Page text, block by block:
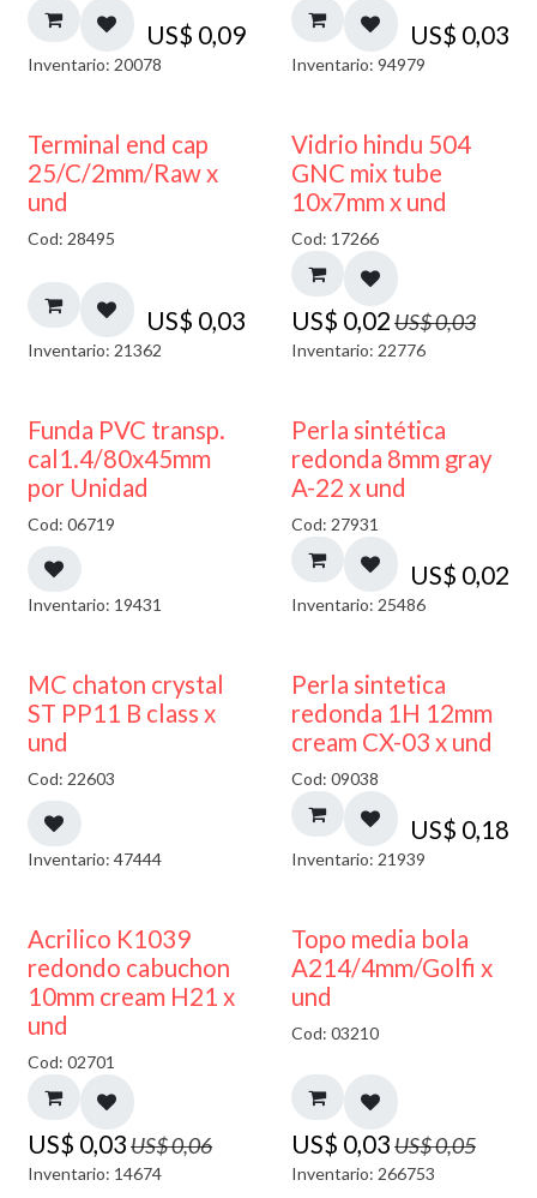
US$ 0,09
Inventario: 20078
US$ 0,03
Inventario: 94979
Terminal end cap
25/C/2mm/Raw x
und
Cod: 28495
US$ 0,03
Inventario: 21362
40% DESCUENTO
Vidrio hindu 504
GNC mix tube
10x7mm x und
Cod: 17266
US$ 0,02US$0,03
Inventario: 22776
Funda PVC transp.
cal1.4/80x45mm
por Unidad
Cod: 06719
Inventario: 19431
Perla sintética
redonda 8mm gray
A-22 x und
Cod: 27931
US$ 0,02
Inventario: 25486
MC chaton crystal
ST PP11 B class x
und
Cod: 22603
Inventario: 47444
Perla sintetica
redonda 1H 12mm
cream CX-03 x und
Cod: 09038
US$ 0,18
Inventario: 21939
50% DESCUENTO
Acrilico K1039
redondo cabuchon
10mm cream H21 x
und
Cod: 02701
US$ 0,03US$0,06
Inventario: 14674
40% DESCUENTO
Topo media bola
A214/4mm/Golfi x
und
Cod: 03210
US$ 0,03US$0,05
Inventario: 266753